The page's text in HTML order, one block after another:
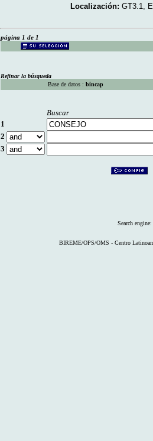
Localización: GT3.1,
página 1 de 1
Refinar la búsqueda
Base de datos : bincap
Buscar
1
2
3
Search engine:
BIREME/OPS/OMS - Centro